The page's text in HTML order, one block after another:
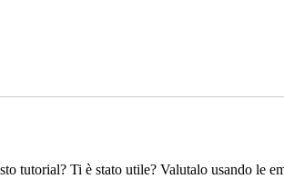
tutorial? Ti è stato utile? Valutalo usando le